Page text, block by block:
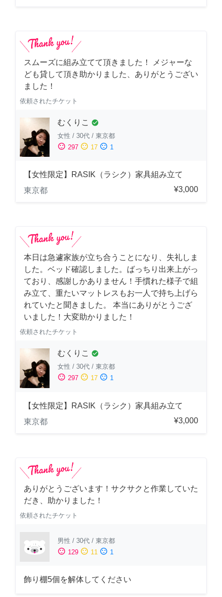
スムーズに組み立てて頂きました！ メジャーな
ども貸して頂き助かりました、ありがとうござい
ました！
依頼されたチケット
むくりこ check_circle
女性 / 30代 / 東京都
sentiment_satisfied 297 sentiment_neutral 17 sentiment_dissatisfied 1
【女性限定】RASIK（ラシク）家具組み立て
東京都
¥3,000
本日は急遽家族が立ち合うことになり、失礼しま
した。ベッド確認しました。ばっちり出来上がっ
ており、感謝しかありません！手慣れた様子で組
み立て、重たいマットレスもお一人で持ち上げら
れていたと聞きました。 本当にありがとうござ
いました！大変助かりました！
依頼されたチケット
むくりこ check_circle
女性 / 30代 / 東京都
sentiment_satisfied 297 sentiment_neutral 17 sentiment_dissatisfied 1
【女性限定】RASIK（ラシク）家具組み立て
東京都
¥3,000
ありがとうございます！サクサクと作業していた
だき、助かりました！
依頼されたチケット
男性 / 30代 / 東京都
sentiment_satisfied 129 sentiment_neutral 11 sentiment_dissatisfied 1
飾り棚5個を解体してください